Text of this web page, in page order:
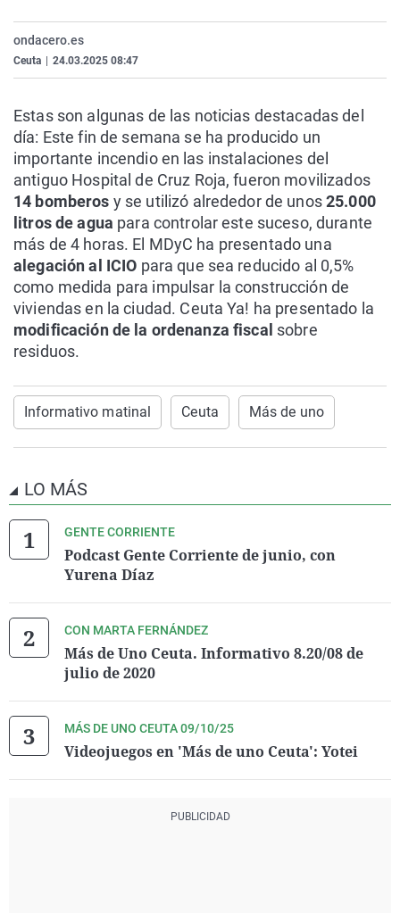
Como el perro y el
Equipo de
Operación Viuda
La Rioja
Navarra
País Vasco
Elecciones
ondacero.es
Ceuta 24.03.2025 08:47
Estas son algunas de las noticias destacadas del
día: Este fin de semana se ha producido un
importante incendio en las instalaciones del
antiguo Hospital de Cruz Roja, fueron movilizados
14 bomberos y se utilizó alrededor de unos25.000
litros de agua para controlar este suceso, durante
más de 4 horas. El MDyC ha presentado una
alegación al ICIO para que sea reducido al 0,5%
como medida para impulsar la construcción de
viviendas en la ciudad. Ceuta Ya! ha presentado la
modificación de la ordenanza fiscal sobre
residuos.
Informativo matinal Ceuta Más de uno
LO MÁS
GENTE CORRIENTE
Podcast Gente Corriente de junio, con
Yurena Díaz
CON MARTA FERNÁNDEZ
Más de Uno Ceuta. Informativo 8.20/08 de
julio de 2020
MÁS DE UNO CEUTA 09/10/25
Videojuegos en 'Más de uno Ceuta': Yotei